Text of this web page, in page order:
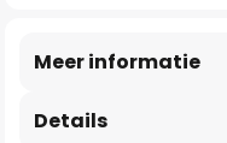
Details
Meer informatie